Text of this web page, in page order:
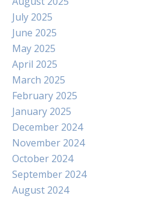
July 2025
June 2025
May 2025
April 2025
March 2025
February 2025
January 2025
December 2024
November 2024
October 2024
September 2024
August 2024